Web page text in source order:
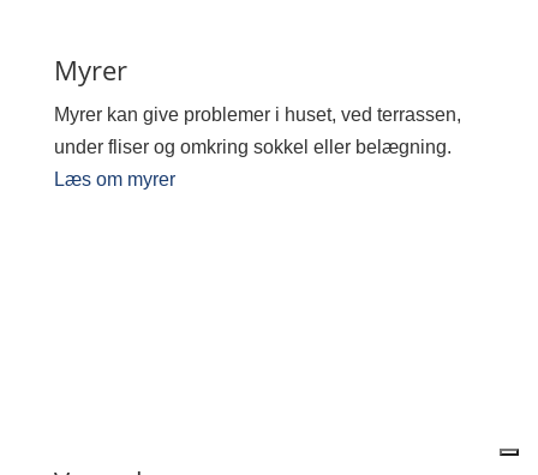
Myrer
Myrer kan give problemer i huset, ved terrassen,
under fliser og omkring sokkel eller belægning.
Læs om myrer